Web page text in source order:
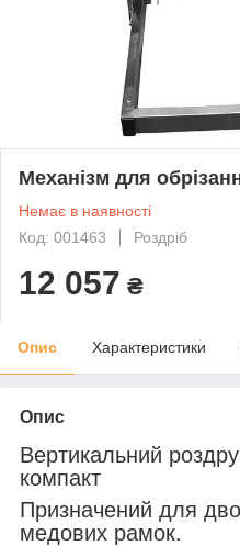
Механізм для
Немає в наявності
Код: 001463
Роздріб
12 057 ₴
Опис Характеристики
Опис
Вертикальний
компакт
Призначений для
медових рамок.